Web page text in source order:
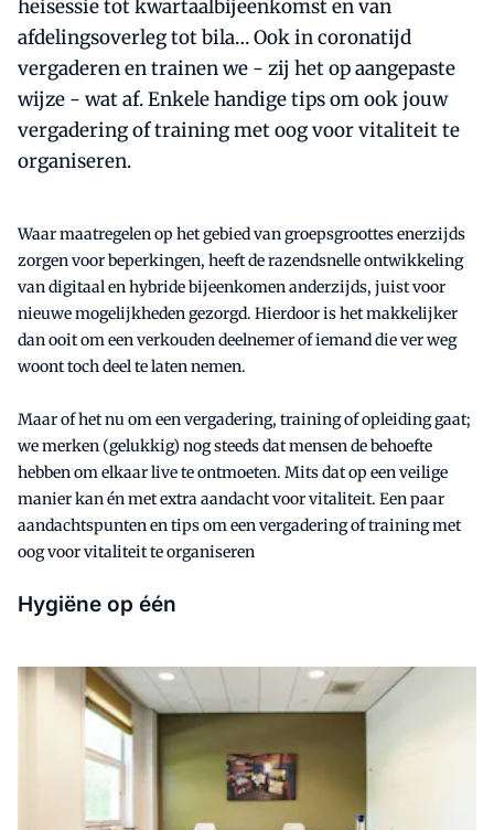
heisessie tot kwartaalbijeenkomst en van
afdelingsoverleg tot bila… Ook in coronatijd
vergaderen en trainen we - zij het op aangepaste
wijze - wat af. Enkele handige tips om ook jouw
vergadering of training met oog voor vitaliteit te
organiseren.
Waar maatregelen op het gebied van groepsgroottes enerzijds
zorgen voor beperkingen, heeft de razendsnelle ontwikkeling
van digitaal en hybride bijeenkomen anderzijds, juist voor
nieuwe mogelijkheden gezorgd. Hierdoor is het makkelijker
dan ooit om een verkouden deelnemer of iemand die ver weg
woont toch deel te laten nemen.
Maar of het nu om een vergadering, training of opleiding gaat;
we merken (gelukkig) nog steeds dat mensen de behoefte
hebben om elkaar live te ontmoeten. Mits dat op een veilige
manier kan én met extra aandacht voor vitaliteit. Een paar
aandachtspunten en tips om een vergadering of training met
oog voor vitaliteit te organiseren
Hygiëne op één